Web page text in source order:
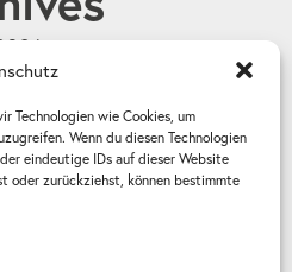
Technologien wie Cookies, um
Wenn du diesen Technologien
eindeutige IDs auf dieser Website
oder zurückziehst, können bestimmte